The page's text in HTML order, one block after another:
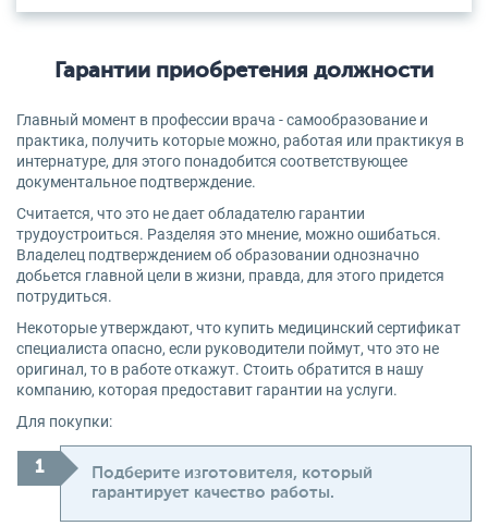
Гарантии приобретения должности
Главный момент в профессии врача - самообразование и
практика, получить которые можно, работая или практикуя в
интернатуре, для этого понадобится соответствующее
документальное подтверждение.
Считается, что это не дает обладателю гарантии
трудоустроиться. Разделяя это мнение, можно ошибаться.
Владелец подтверждением об образовании однозначно
добьется главной цели в жизни, правда, для этого придется
потрудиться.
Некоторые утверждают, что купить медицинский сертификат
специалиста опасно, если руководители поймут, что это не
оригинал, то в работе откажут. Стоить обратится в нашу
компанию, которая предоставит гарантии на услуги.
Для покупки:
Подберите изготовителя, который
гарантирует качество работы.